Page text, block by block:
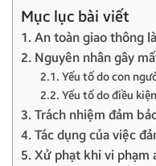
Mục lục bài viết
1. An toàn giao thông
2. Nguyên nhân gây
2.1. Yếu tố do con
2.2. Yếu tố do điều
3. Trách nhiệm đảm
4. Tác dụng của việc
5. Xử phạt khi vi phạm